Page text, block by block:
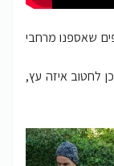
שאספנו מרחבי
לחטוב איזה עץ,